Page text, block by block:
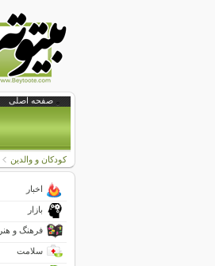
صفحه اصلی
کودکان و والدین
اخبار
بازار
فرهنگ و هنر
سلامت